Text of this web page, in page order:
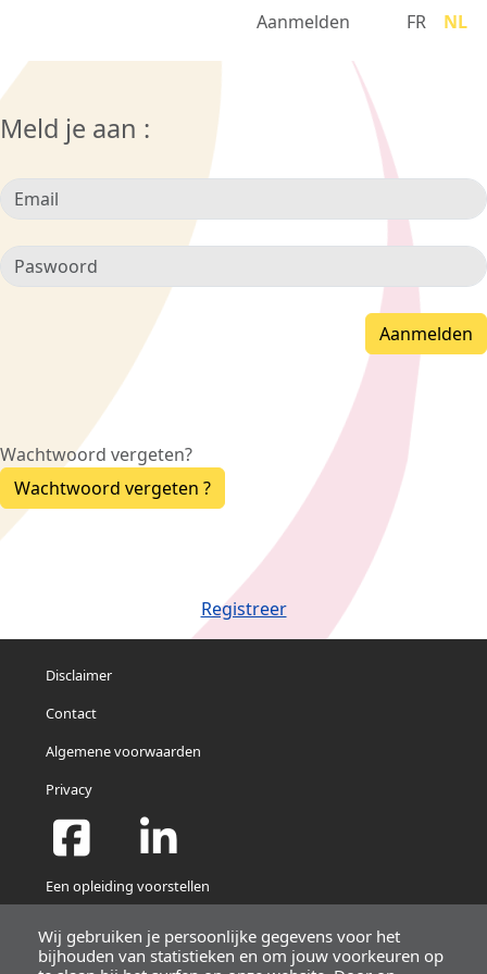
Aanmelden FR NL
Meld je aan :
Wachtwoord vergeten?
Wachtwoord vergeten ?
Registreer
Disclaimer
Contact
Algemene voorwaarden
Privacy
Een opleiding voorstellen
Profiel
Wij gebruiken je persoonlijke gegevens voor het
bijhouden van statistieken en om jouw voorkeuren op